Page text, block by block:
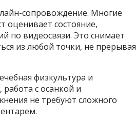
сопровождение. Многие
оценивает состояние,
по видеосвязи. Это снимает
из любой точки, не прерывая
физкультура и
с осанкой и
не требуют сложного